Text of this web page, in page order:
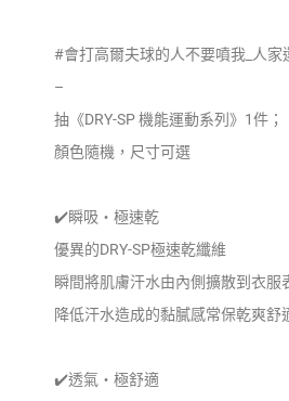
#會打高爾夫球的人不要噴我_人家
–
抽《DRY-SP 機能運動系列》1件；
顏色隨機，尺寸可選
✔️瞬吸‧極速乾
優異的DRY-SP極速乾纖維
瞬間將肌膚汗水由內側擴散到衣服
降低汗水造成的黏膩感常保乾爽舒
✔️透氣‧極舒適